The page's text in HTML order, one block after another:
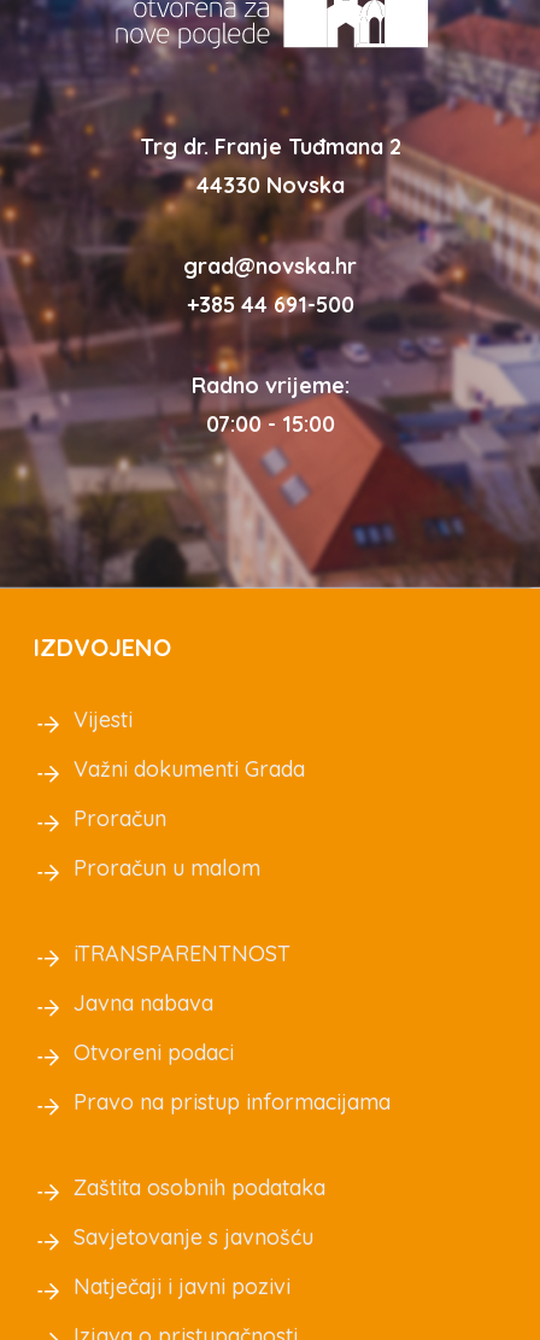
Trg dr. Franje Tuđmana 2
44330 Novska
grad@novska.hr
+385 44 691-500
Radno vrijeme:
07:00 - 15:00
IZDVOJENO
Vijesti
Važni dokumenti Grada
Proračun
Proračun u malom
iTRANSPARENTNOST
Javna nabava
Otvoreni podaci
Pravo na pristup informacijama
Zaštita osobnih podataka
Savjetovanje s javnošću
Natječaji i javni pozivi